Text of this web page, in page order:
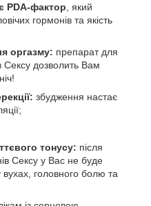
PDA-фактор , який
гормонів та якість
оргазму: препарат для
Сексу дозволить Вам
збудження настає
тонусу: після
Сексу у Вас не буде
вухах, головного болю та